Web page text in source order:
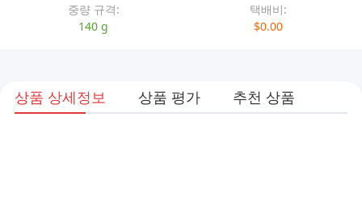
중량 규격:
140 g
택배비:
$0.00
상품 상세정보 상품 평가 추천 상품